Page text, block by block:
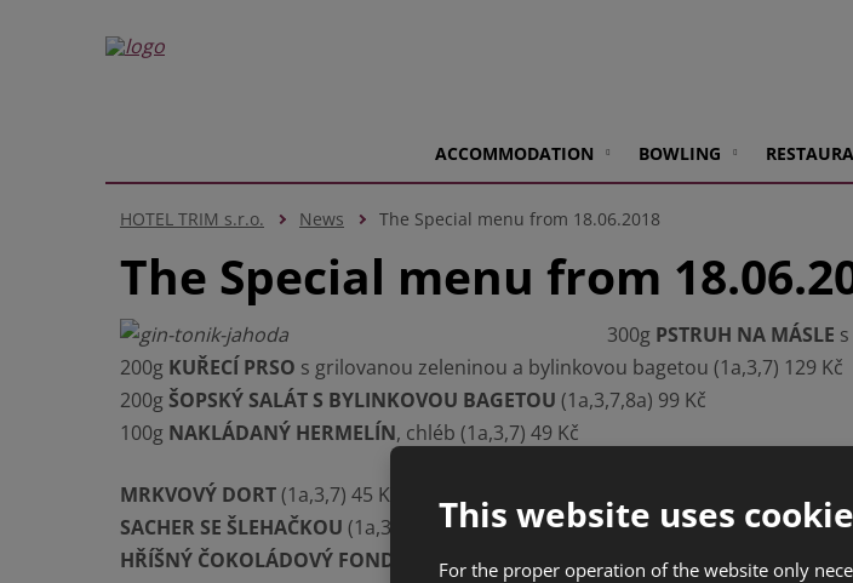
ACCOMMODATION BOWLING
HOTEL TRIM s.r.o. News The Special menu from 18.06.2018
The Special menu from
300g PSTRUH NA MÁSLE
200g KUŘECÍ PRSO s grilovanou zeleninou a bylinkovou bagetou (1a,3,7) 129 Kč
200g ŠOPSKÝ SALÁT S BYLINKOVOU BAGETOU (1a,3,7,8a) 99 Kč
100g NAKLÁDANÝ HERMELÍN, chléb (1a,3,7) 49 Kč
MRKVOVÝ DORT(1a,3,7) 45 Kč
SACHER SE ŠLEHAČKOU (1a,3,7) 40 Kč
HŘÍŠNÝ ČOKOLÁDOVÝ FONDANT
(1a,3,7) 60 Kč
This website uses
For the proper operation of the website only